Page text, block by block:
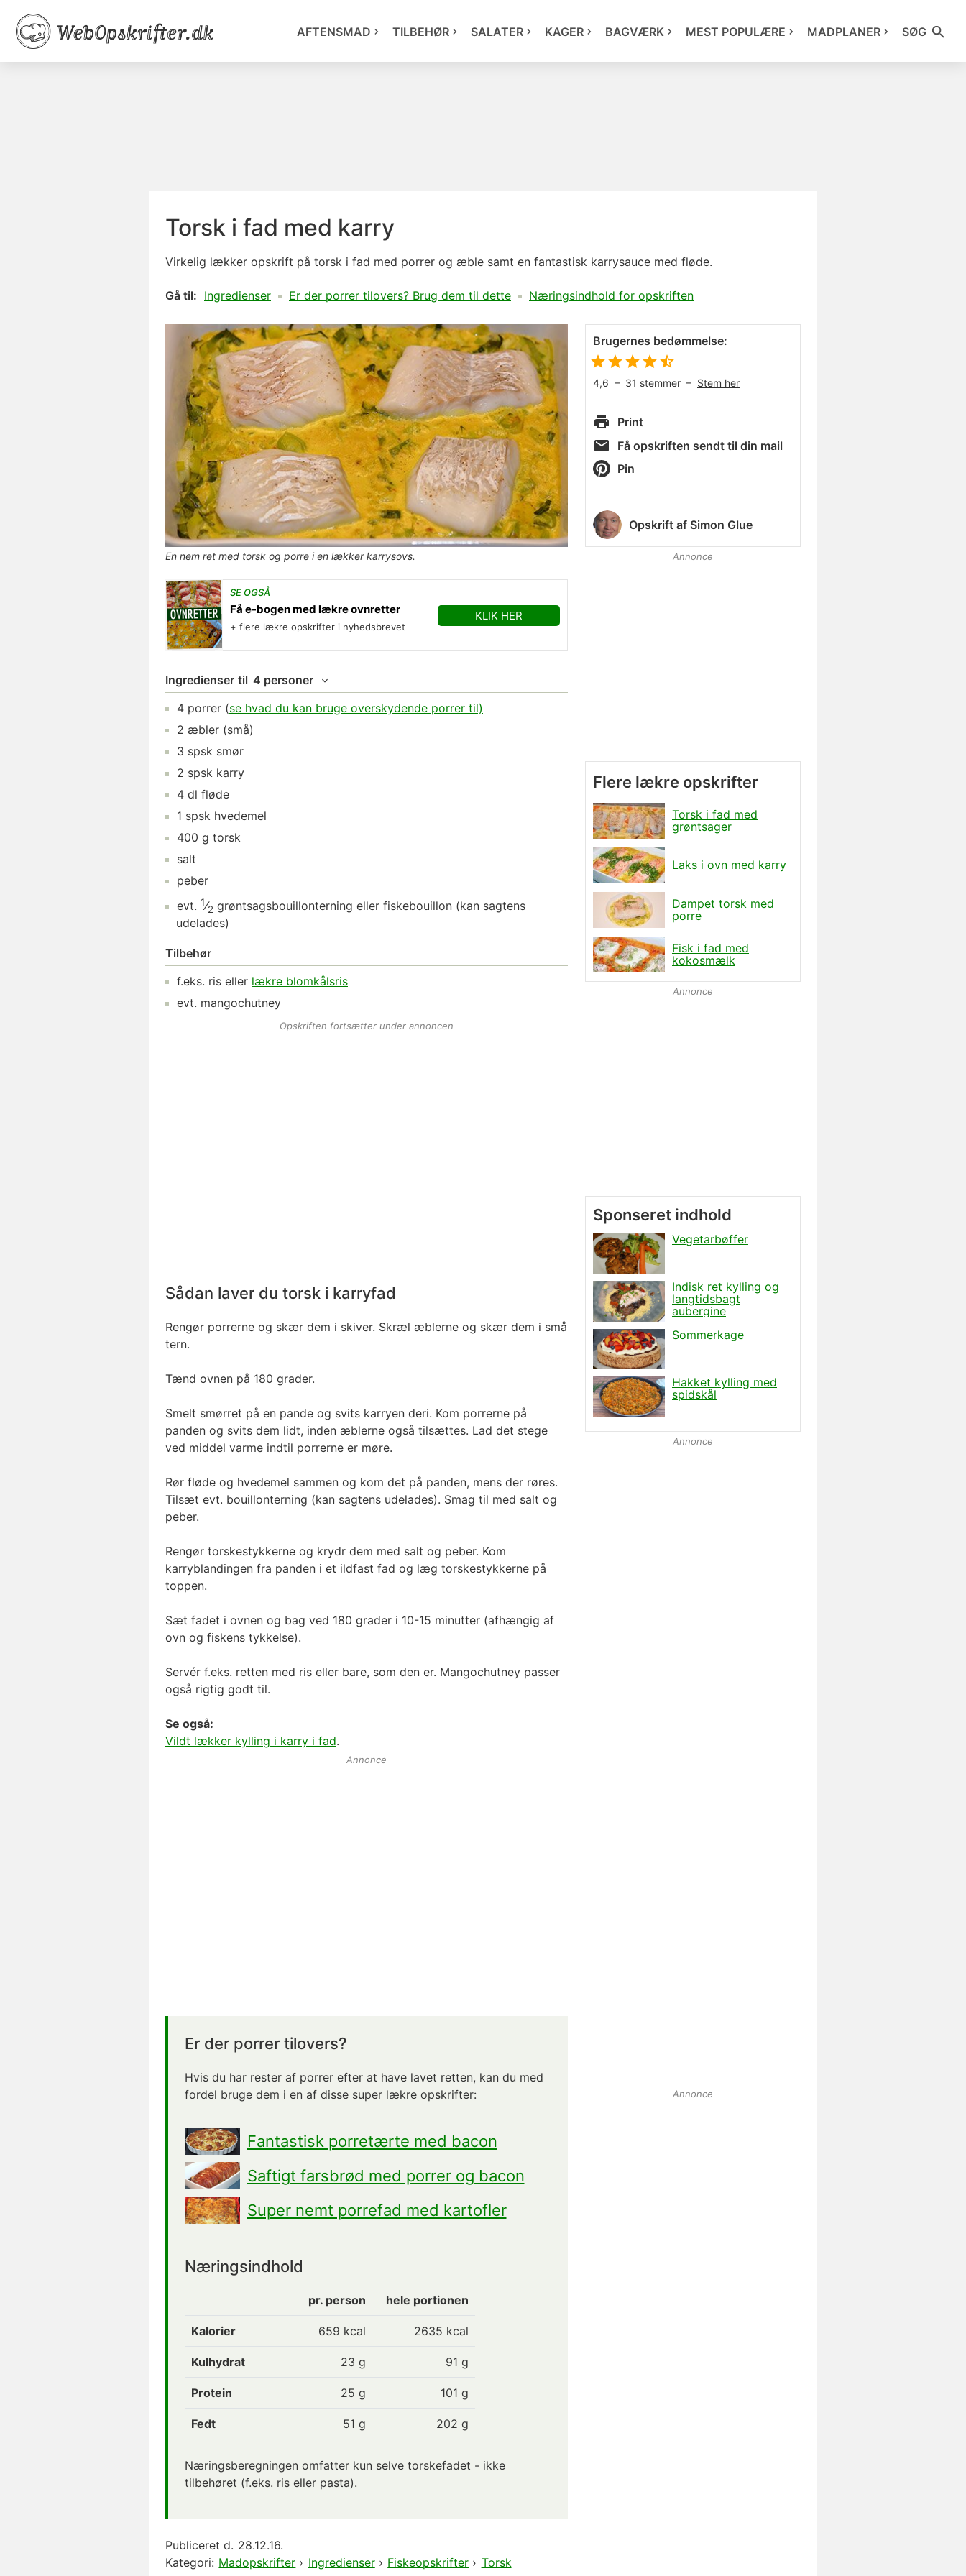
AFTENSMAD TILBEHØR SALATER KAGER BAGVÆRK MEST POPULÆRE MADPLANER SØG
Torsk i fad med karry
Virkelig lækker opskrift på torsk i fad med porrer og æble samt en fantastisk karrysauce med fløde.
Gå til: Ingredienser Er der porrer tilovers? Brug dem til dette Næringsindhold for opskriften
En nem ret med torsk og porre i en lækker karrysovs.
SE OGSÅ
Få e-bogen med lækre ovnretter
+ flere lækre opskrifter i nyhedsbrevet
KLIK HER
Ingredienser til 4 personer
4 porrer (se hvad du kan bruge overskydende porrer til)
2 æbler (små)
3 spsk smør
2 spsk karry
4 dl fløde
1 spsk hvedemel
400 g torsk
salt
peber
evt. 1⁄2 grøntsagsbouillonterning eller fiskebouillon (kan sagtens
udelades)
Tilbehør
f.eks. ris eller lækre blomkålsris
evt. mangochutney
Opskriften fortsætter under annoncen
Sådan laver du torsk i karryfad
Rengør porrerne og skær dem i skiver. Skræl æblerne og skær dem i små
tern.
Tænd ovnen på 180 grader.
Smelt smørret på en pande og svits karryen deri. Kom porrerne på
panden og svits dem lidt, inden æblerne også tilsættes. Lad det stege
ved middel varme indtil porrerne er møre.
Rør fløde og hvedemel sammen og kom det på panden, mens der røres.
Tilsæt evt. bouillonterning (kan sagtens udelades). Smag til med salt og
peber.
Rengør torskestykkerne og krydr dem med salt og peber. Kom
karryblandingen fra panden i et ildfast fad og læg torskestykkerne på
toppen.
Sæt fadet i ovnen og bag ved 180 grader i 10-15 minutter (afhængig af
ovn og fiskens tykkelse).
Servér f.eks. retten med ris eller bare, som den er. Mangochutney passer
også rigtig godt til.
Se også:
Vildt lækker kylling i karry i fad.
Annonce
Er der porrer tilovers?
Hvis du har rester af porrer efter at have lavet retten, kan du med
fordel bruge dem i en af disse super lækre opskrifter:
Fantastisk porretærte med bacon
Saftigt farsbrød med porrer og bacon
Super nemt porrefad med kartofler
Næringsindhold
pr. person hele portionen
Kalorier 659 kcal 2635 kcal
Kulhydrat 23 g 91 g
Protein 25 g 101 g
Fedt 51 g 202 g
Næringsberegningen omfatter kun selve torskefadet - ikke
tilbehøret (f.eks. ris eller pasta).
Publiceret d. 28.12.16.
Kategori: Madopskrifter › Ingredienser› Fiskeopskrifter › Torsk
Brugernes bedømmelse:
4,6 – 31 stemmer – Stem her
Print
Få opskriften sendt til din mail
Pin
Opskrift af Simon Glue
Annonce
Flere lækre opskrifter
Torsk i fad med
grøntsager
Laks i ovn med karry
Dampet torsk med
porre
Fisk i fad med
kokosmælk
Annonce
Annonce
Annonce